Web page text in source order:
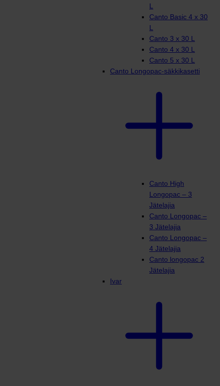
L
Canto Basic 4 x 30
L
Canto 3 x 30 L
Canto 4 x 30 L
Canto 5 x 30 L
Canto Longopac-säkkikasetti
Canto High
Longopac – 3
Jätelajia
Canto Longopac –
3 Jätelajia
Canto Longopac –
4 Jätelajia
Canto longopac 2
Jätelajia
Ivar